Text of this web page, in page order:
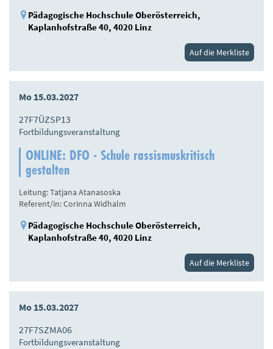
Pädagogische Hochschule Oberösterreich,
Kaplanhofstraße 40, 4020 Linz
Auf die Merkliste
Mo 15.03.2027
27F7ÜZSP13
Fortbildungsveranstaltung
ONLINE: DFO - Schule rassismuskritisch
gestalten
Leitung: Tatjana Atanasoska
Referent/in: Corinna Widhalm
Pädagogische Hochschule Oberösterreich,
Kaplanhofstraße 40, 4020 Linz
Auf die Merkliste
Mo 15.03.2027
27F7SZMA06
Fortbildungsveranstaltung